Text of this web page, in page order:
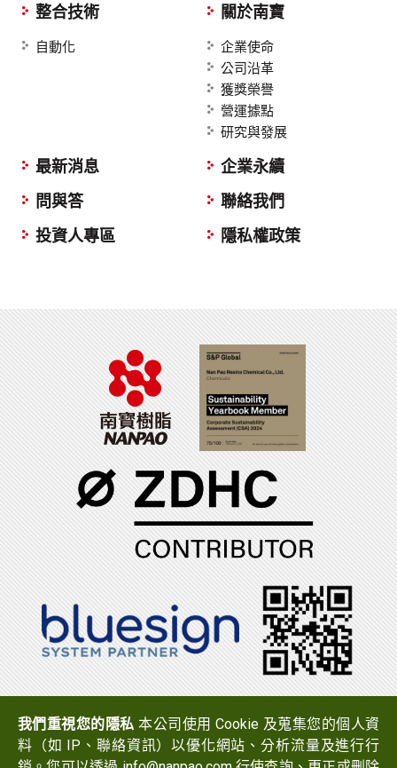
整合技術
自動化
關於南寶
企業使命
公司沿革
獲獎榮譽
營運據點
研究與發展
最新消息
問與答
投資人專區
企業永續
聯絡我們
隱私權政策
地址：723 台南市西港區中山路519號
Email：
info@nanpao.com
我們重視您的隱私 本公司使用 Cookie 及蒐集您的個人資
料（如 IP、聯絡資訊）以優化網站、分析流量及進行行